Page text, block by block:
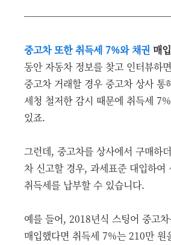
중고차 또한 취득세 7%와 채권 매입
동안 자동차 정보를 찾고 인터뷰하
중고차 거래할 경우 중고차 상사 통
세청 철저한 감시 때문에 취득세
있죠.
그런데, 중고차를 상사에서 구매하
차 신고할 경우, 과세표준 대입하여
취득세를 납부할 수 있습니다.
예를 들어, 2018년식 스팅어 중고
매입했다면 취득세 7%는 210만 원